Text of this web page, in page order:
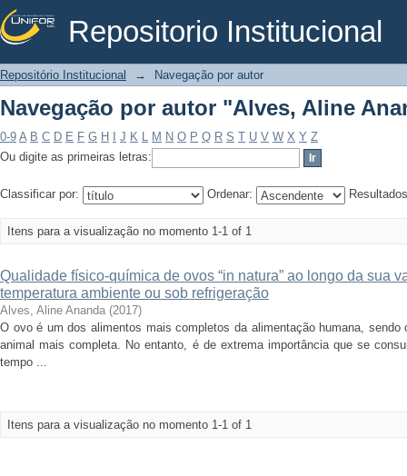
Repositorio Institucional
Navegação por autor "Alves, Aline
Repositório Institucional → Navegação por autor
Navegação por autor "Alves, Aline
0-9 A B C D E F G H J K L M N O P Q R S T U V W X Y Z
Ou digite as primeiras letras:
Classificar por: Ordenar:
Itens para a visualização no momento 1-1 of 1
Qualidade físico-química de ovos “in natura” ao longo da sua
temperatura ambiente ou sob refrigeração
Alves, Aline Ananda (2017)
O ovo é um dos alimentos mais completos da alimentação humana, sendo
animal mais completa. No entanto, é de extrema importância que se
tempo ...
Itens para a visualização no momento 1-1 of 1